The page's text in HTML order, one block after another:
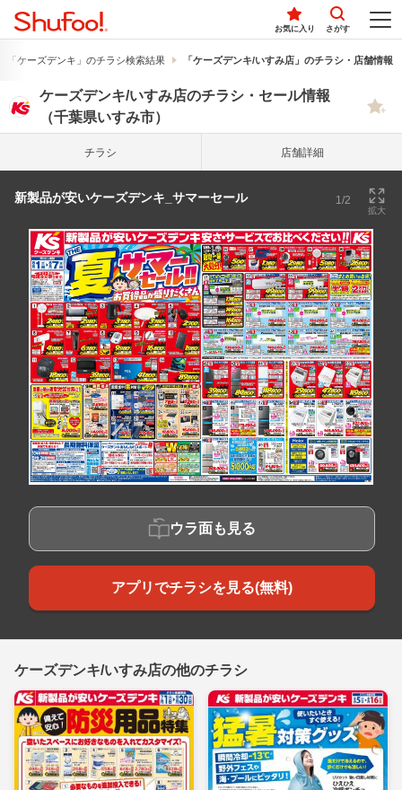
お気に入り さがす
「ケーズデンキ」のチラシ検索結果 「ケーズデンキ/いすみ店」のチラシ・店舗情報
ケーズデンキ/いすみ店のチラシ・セール情報
（千葉県いすみ市）
チラシ 店舗詳細
新製品が安いケーズデンキ_サマーセール 1/2
拡大
ウラ面も見る
アプリでチラシを見る(無料)
ケーズデンキ/いすみ店の他のチラシ